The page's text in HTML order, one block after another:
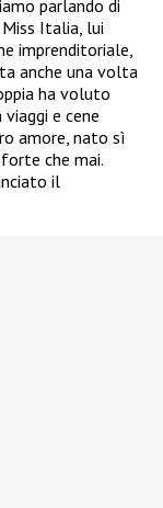
parlando di
Miss Italia, lui
imprenditoriale,
anche una volta
ha voluto
e cene
amore, nato sì
che mai.
il